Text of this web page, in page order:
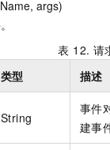
args)
表 12. 请
类型 描述
String
事件
建事